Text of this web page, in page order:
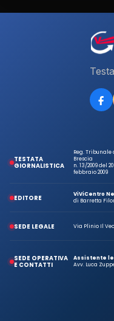
TESTATA
GIORNALISTICA
Reg. Tribunale
Brescia
n. 13/2009 del 20
febbraio 2009
EDITORE
ViViCentro
di Barretta
SEDE LEGALE Via Plinio Il
SEDE OPERATIVA
E CONTATTI
Assistente
Avv. Luca